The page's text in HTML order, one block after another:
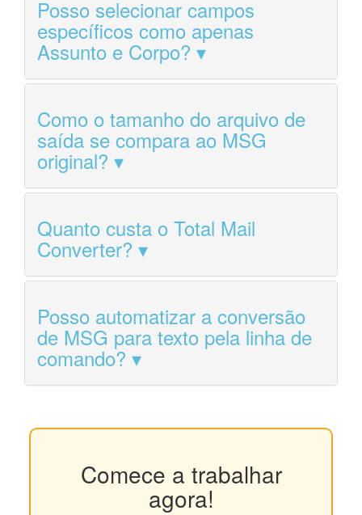
Posso selecionar campos
específicos como apenas
Assunto e Corpo?
Como o tamanho do arquivo de
saída se compara ao MSG
original?
Quanto custa o Total Mail
Converter?
Posso automatizar a conversão
de MSG para texto pela linha de
comando?
Comece a trabalhar
agora!